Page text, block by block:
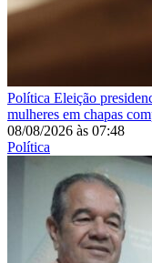
Política Eleição
mulheres em chapas
08/08/2026 às 07:48
Política